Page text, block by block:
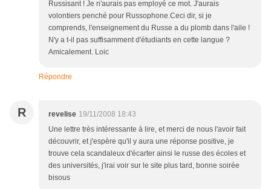
Russisant ! Je n'aurais pas employé ce mot. J'aurais
volontiers penché pour Russophone.Ceci dir, si je
comprends, l'enseignement du Russe a du plomb dans l'aile !
N'y a t-il pas suffisamment d'étudiants en cette langue ?
Amicalement. Loic
Répondre
R revelise 19/11/2008 18:43
Une lettre très intéressante à lire, et merci de nous l'avoir fait
découvrir, et j'espère qu'il y aura une réponse positive, je
trouve cela scandaleux d'écarter ainsi le russe des écoles et
des universités, j'irai voir sur le site plus tard, bonne soirée
bisous